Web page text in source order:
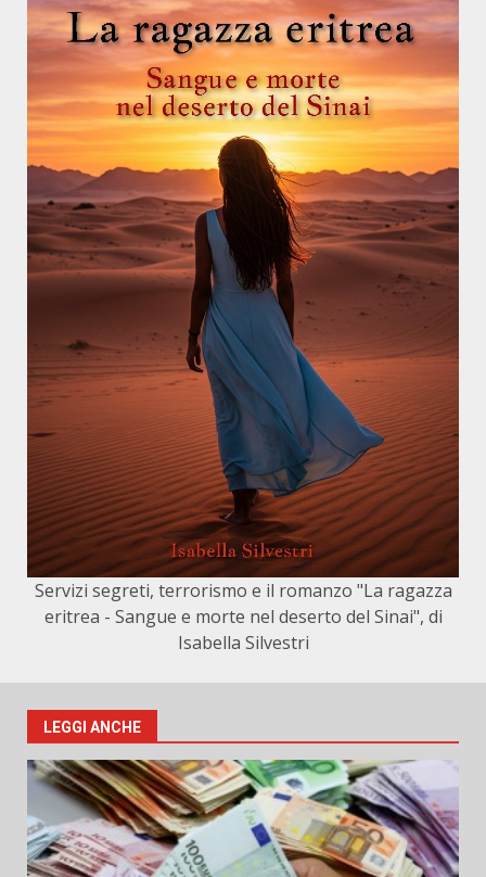
Servizi segreti, terrorismo e il romanzo "La ragazza
eritrea - Sangue e morte nel deserto del Sinai", di
Isabella Silvestri
LEGGI ANCHE